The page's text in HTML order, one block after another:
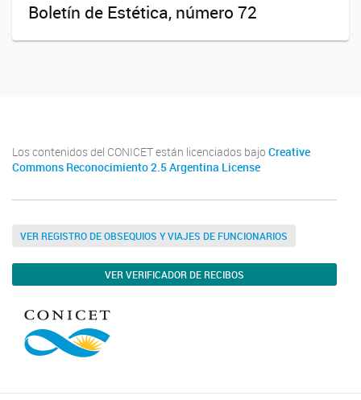
Boletín de Estética, número 72
Los contenidos del CONICET están licenciados bajo Creative
Commons Reconocimiento 2.5 Argentina License
VER REGISTRO DE OBSEQUIOS Y VIAJES DE FUNCIONARIOS
VER VERIFICADOR DE RECIBOS